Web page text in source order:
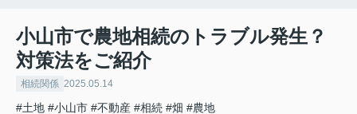
小山市で農地相続のトラブル発生？
対策法をご紹介
相続関係 2025.05.14
#土地 #小山市 #不動産 #相続 #畑 #農地